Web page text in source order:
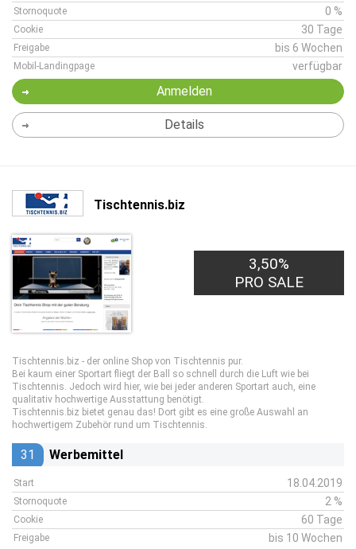
Stornoquote 0 %
Cookie 30 Tage
Freigabe bis 6 Wochen
Mobil-Landingpage verfügbar
Anmelden
Details
Tischtennis.biz
3,50%
PRO SALE
Tischtennis.biz - der online Shop von Tischtennis pur.
Bei kaum einer Sportart fliegt der Ball so schnell durch die Luft wie bei
Tischtennis. Jedoch wird hier, wie bei jeder anderen Sportart auch, eine
qualitativ hochwertige Ausstattung benötigt.
Tischtennis.biz bietet genau das! Dort gibt es eine große Auswahl an
hochwertigem Zubehör rund um Tischtennis.
31 Werbemittel
Start 18.04.2019
Stornoquote 2 %
Cookie 60 Tage
Freigabe bis 10 Wochen